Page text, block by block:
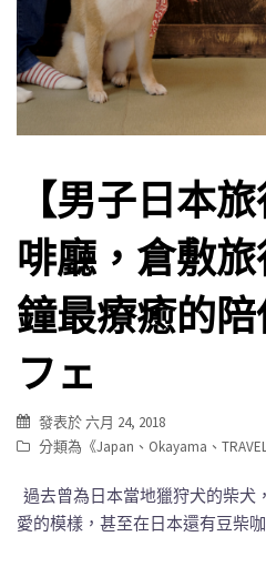
【男子日本
啡廳，倉敷
鐘最療癒的
フェ
發表於六月 24, 2018
分類為《Japan 、 Okayama 、
過去曾為日本當地獵狩犬的柴犬
愛的模樣，甚至在日本還有豆柴